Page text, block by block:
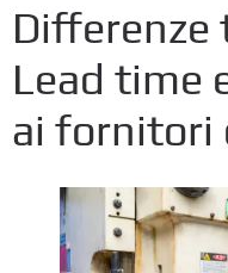
Differenze
Lead time
ai fornitori